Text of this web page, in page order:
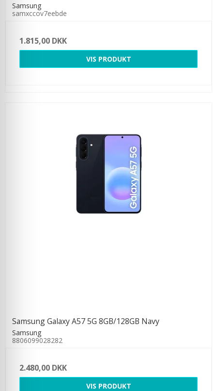
Samsung
samxccov7eebde
1.815,00 DKK
VIS PRODUKT
Samsung Galaxy A57 5G 8GB/128GB Navy
Samsung
8806099028282
2.480,00 DKK
VIS PRODUKT